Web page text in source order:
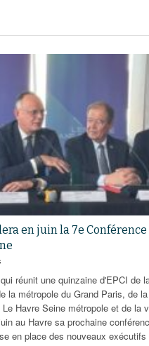
en juin la 7e Conférence
réunit une quinzaine d'EPCI de
la métropole du Grand Paris, de
Havre Seine métropole et de la
au Havre sa prochaine
en place des nouveaux